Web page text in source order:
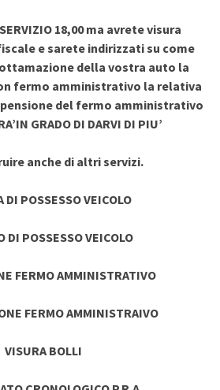
18,00 ma avrete visura
e sarete indirizzati su come
della vostra auto la
fermo amministrativo la relativa
del fermo amministrativo
GRADO DI DARVI DI PIU’
anche di altri servizi.
DI POSSESSO VEICOLO
DI POSSESSO VEICOLO
FERMO AMMINISTRATIVO
FERMO AMMINISTRAIVO
VISURA BOLLI